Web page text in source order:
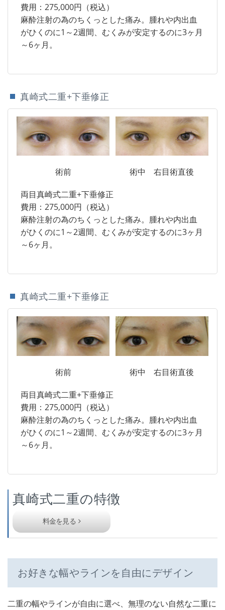
費用：275,000円（税込）
麻酔注射の為のちくっとした痛み。腫れや内出血
がひくのに1～2週間、むくみが安定するのに3ヶ月
～6ヶ月。
真崎式二重+下垂修正
術前 術中 右目術直後
両目真崎式二重+下垂修正
費用：275,000円（税込）
麻酔注射の為のちくっとした痛み。腫れや内出血
がひくのに1～2週間、むくみが安定するのに3ヶ月
～6ヶ月。
真崎式二重+下垂修正
術前 術中 右目術直後
両目真崎式二重+下垂修正
費用：275,000円（税込）
麻酔注射の為のちくっとした痛み。腫れや内出血
がひくのに1～2週間、むくみが安定するのに3ヶ月
～6ヶ月。
真崎式二重の特徴
料金を見る
お好きな幅やラインを自由にデザイン
二重の幅やラインが自由に選べ、無理のない自然な二重に